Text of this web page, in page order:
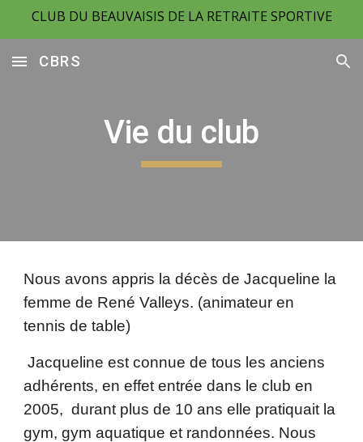
CLUB DU BEAUVAISIS DE LA RETRAITE SPORTIVE
CBRS
Vie du club
Nous avons appris la décès de Jacqueline la
femme de René Valleys. (animateur en
tennis de table)
Jacqueline est connue de tous les anciens
adhérents, en effet entrée dans le club en
2005, durant plus de 10 ans elle pratiquait la
gym, gym aquatique et randonnées. Nous